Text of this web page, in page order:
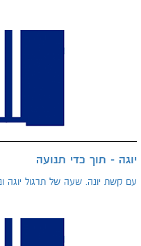
יוגה - תוך כדי תנועה
עם קשת יונה. שעה של תרגול יוגה